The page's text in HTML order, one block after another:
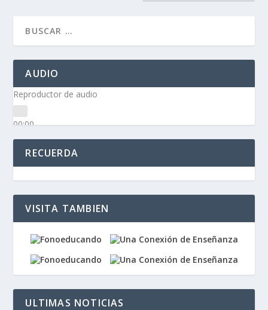
AUDIO
Reproductor de audio
00:00
00:00
00:00RECUERDA
VISITA TAMBIEN
ULTIMAS NOTICIAS